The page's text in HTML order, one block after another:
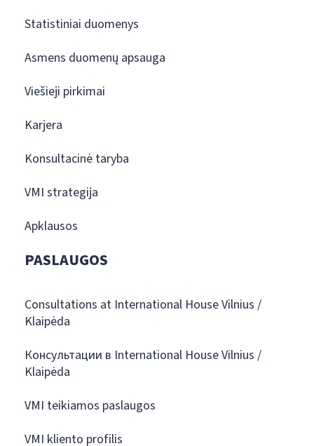
Statistiniai duomenys
Asmens duomenų apsauga
Viešieji pirkimai
Karjera
Konsultacinė taryba
VMI strategija
Apklausos
PASLAUGOS
Consultations at International House Vilnius /
Klaipėda
Консультации в International House Vilnius /
Klaipėda
VMI teikiamos paslaugos
VMI kliento profilis